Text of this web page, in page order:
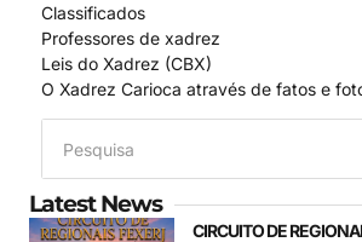
Classificados
Professores de xadrez
Leis do Xadrez (CBX)
O Xadrez Carioca através de fatos e
Latest News
CIRCUITO DE